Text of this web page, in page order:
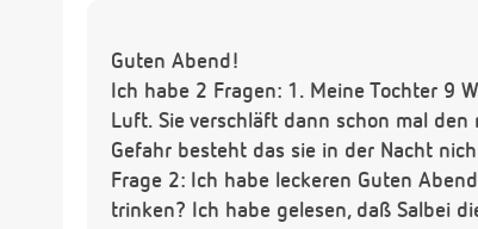
Guten Abend!
Ich habe 2 Fragen: 1. Meine Tochter 9
Luft. Sie verschläft dann schon mal
Gefahr besteht das sie in der Nacht
Frage 2: Ich habe leckeren Guten
trinken? Ich habe gelesen, daß Salbei